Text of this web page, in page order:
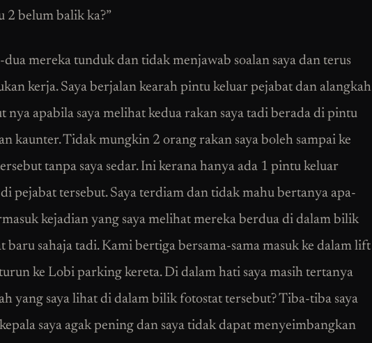
2 belum balik ka?”
dua mereka tunduk dan tidak menjawab soalan saya dan terus
kerja. Saya berjalan kearah pintu keluar pejabat dan alangkah
nya apabila saya melihat kedua rakan saya tadi berada di pintu
kaunter. Tidak mungkin 2 orang rakan saya boleh sampai ke
tanpa saya sedar. Ini kerana hanya ada 1 pintu keluar
di pejabat tersebut. Saya terdiam dan tidak mahu bertanya apa-
kejadian yang saya melihat mereka berdua di dalam bilik
baru sahaja tadi. Kami bertiga bersama-sama masuk ke dalam lift
ke Lobi parking kereta. Di dalam hati saya masih tertanya
yang saya lihat di dalam bilik fotostat tersebut? Tiba-tiba saya
saya agak pening dan saya tidak dapat menyeimbangkan